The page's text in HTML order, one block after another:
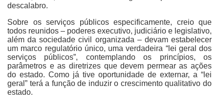
descalabro.
Sobre os serviços públicos especificamente, creio que
todos reunidos – poderes executivo, judiciário e legislativo,
além da sociedade civil organizada – devam estabelecer
um marco regulatório único, uma verdadeira “lei geral dos
serviços públicos”, contemplando os princípios, os
parâmetros e as diretrizes que devem permear as ações
do estado. Como já tive oportunidade de externar, a “lei
geral” terá a função de induzir o crescimento qualitativo do
estado.